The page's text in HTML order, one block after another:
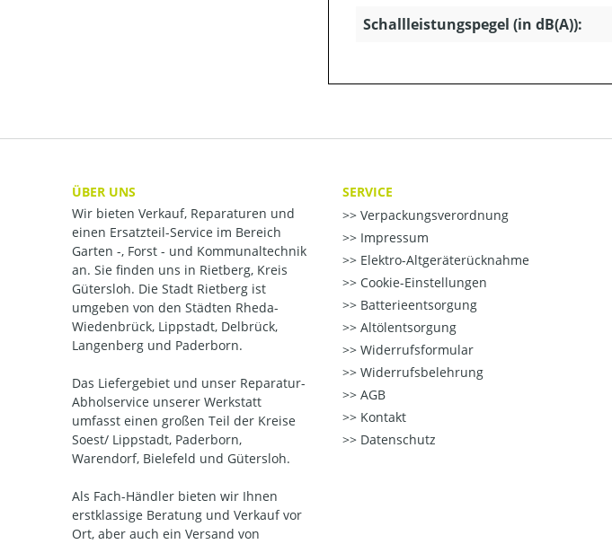
Schallleistungspegel (in dB(A)):
ÜBER UNS
Wir bieten Verkauf, Reparaturen und
einen Ersatzteil-Service im Bereich
Garten -, Forst - und Kommunaltechnik
an. Sie finden uns in Rietberg, Kreis
Gütersloh. Die Stadt Rietberg ist
umgeben von den Städten Rheda-
Wiedenbrück, Lippstadt, Delbrück,
Langenberg und Paderborn.
Das Liefergebiet und unser Reparatur-
Abholservice unserer Werkstatt
umfasst einen großen Teil der Kreise
Soest/ Lippstadt, Paderborn,
Warendorf, Bielefeld und Gütersloh.
Als Fach-Händler bieten wir Ihnen
erstklassige Beratung und Verkauf vor
Ort, aber auch ein Versand von
SERVICE
Verpackungsverordnung
Impressum
Elektro-Altgeräterücknahme
Cookie-Einstellungen
Batterieentsorgung
Altölentsorgung
Widerrufsformular
Widerrufsbelehrung
AGB
Kontakt
Datenschutz